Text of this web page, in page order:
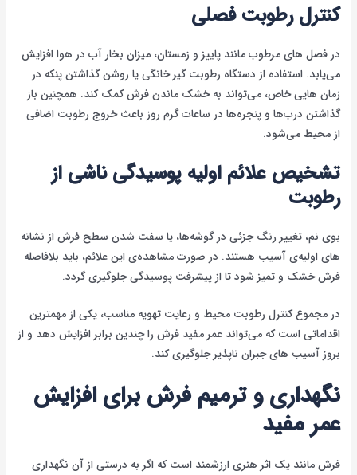
کنترل رطوبت فصلی
در فصل های مرطوب مانند پاییز و زمستان، میزان بخار آب در هوا افزایش
می‌یابد. استفاده از دستگاه رطوبت گیر خانگی یا روشن گذاشتن پنکه در
زمان هایی خاص، می‌تواند به خشک ماندن فرش کمک کند. همچنین باز
گذاشتن درب‌ها و پنجره‌ها در ساعات گرم روز باعث خروج رطوبت اضافی
از محیط می‌شود.
تشخیص علائم اولیه پوسیدگی ناشی از
رطوبت
بوی نم، تغییر رنگ جزئی در گوشه‌ها، یا سفت شدن سطح فرش از نشانه
های اولیه‌ی آسیب هستند. در صورت مشاهده‌ی این علائم، باید بلافاصله
فرش خشک و تمیز شود تا از پیشرفت پوسیدگی جلوگیری گردد.
در مجموع کنترل رطوبت محیط و رعایت تهویه مناسب، یکی از مهمترین
اقداماتی است که می‌تواند عمر مفید فرش را چندین برابر افزایش دهد و از
بروز آسیب های جبران ناپذیر جلوگیری کند.
نگهداری و ترمیم فرش برای افزایش
عمر مفید
فرش مانند یک اثر هنری ارزشمند است که اگر به درستی از آن نگهداری